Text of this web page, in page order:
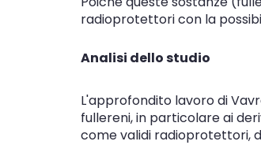
radioprotettori con la
Analisi dello studio
L'approfondito lavoro di
fullereni, in particolare ai
come validi radioprotettori,